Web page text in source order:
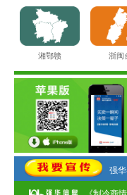
湘鄂赣 浙闽
强